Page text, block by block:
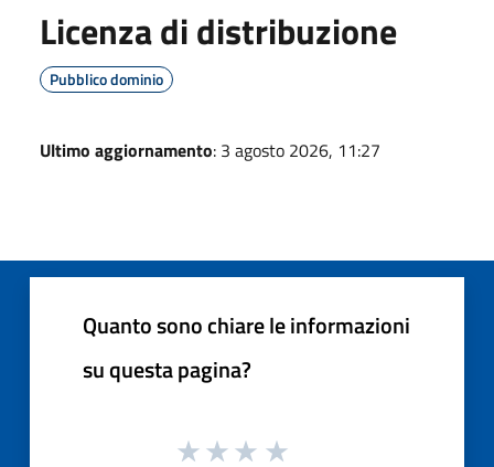
Licenza di distribuzione
Pubblico dominio
Ultimo aggiornamento: 3 agosto 2026, 11:27
Quanto sono chiare le informazioni
su questa pagina?